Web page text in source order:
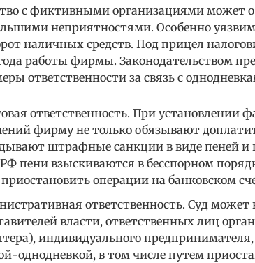
с фиктивными организациями может
неприятностями. Особенно
наличных средств. Под прицел
работы фирмы. Законодательством
ответственности за связь с
ответственность. При установлении
фирму не только обязывают
штрафные санкции в виде пеней и
пени взыскиваются в бесспорном
операции на банковском
ответственность. Суд может
власти, ответственных лиц
индивидуального
однодневкой, в том числе путем